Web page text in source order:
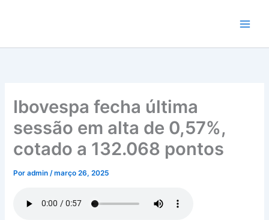
conteúdo
Ibovespa fecha última
sessão em alta de 0,57%,
cotado a 132.068 pontos
Poradmin/março 26, 2025